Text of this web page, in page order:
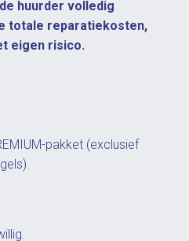
huurder volledig
totale reparatiekosten,
eigen risico.
pakket (exclusief